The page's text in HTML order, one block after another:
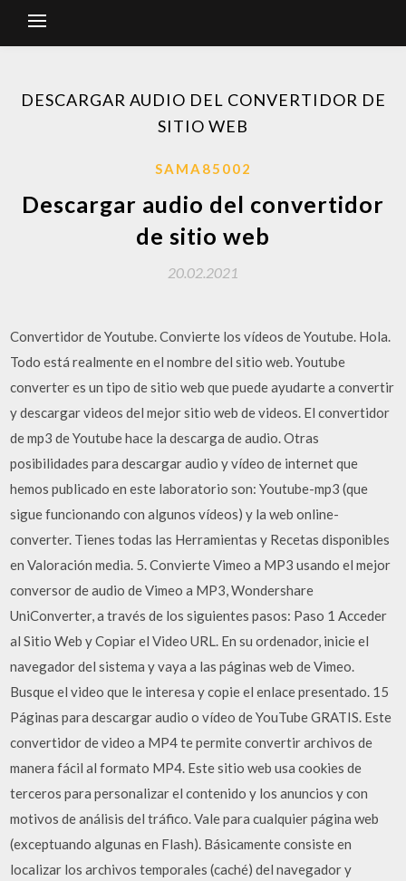
DESCARGAR AUDIO DEL CONVERTIDOR DE
SITIO WEB
SAMA85002
Descargar audio del convertidor
de sitio web
20.02.2021
Convertidor de Youtube. Convierte los vídeos de Youtube. Hola.
Todo está realmente en el nombre del sitio web. Youtube
converter es un tipo de sitio web que puede ayudarte a convertir
y descargar videos del mejor sitio web de videos. El convertidor
de mp3 de Youtube hace la descarga de audio. Otras
posibilidades para descargar audio y vídeo de internet que
hemos publicado en este laboratorio son: Youtube-mp3 (que
sigue funcionando con algunos vídeos) y la web online-
converter. Tienes todas las Herramientas y Recetas disponibles
en Valoración media. 5. Convierte Vimeo a MP3 usando el mejor
conversor de audio de Vimeo a MP3, Wondershare
UniConverter, a través de los siguientes pasos: Paso 1 Acceder
al Sitio Web y Copiar el Video URL. En su ordenador, inicie el
navegador del sistema y vaya a las páginas web de Vimeo.
Busque el video que le interesa y copie el enlace presentado. 15
Páginas para descargar audio o vídeo de YouTube GRATIS. Este
convertidor de video a MP4 te permite convertir archivos de
manera fácil al formato MP4. Este sitio web usa cookies de
terceros para personalizar el contenido y los anuncios y con
motivos de análisis del tráfico. Vale para cualquier página web
(exceptuando algunas en Flash). Básicamente consiste en
localizar los archivos temporales (caché) del navegador y